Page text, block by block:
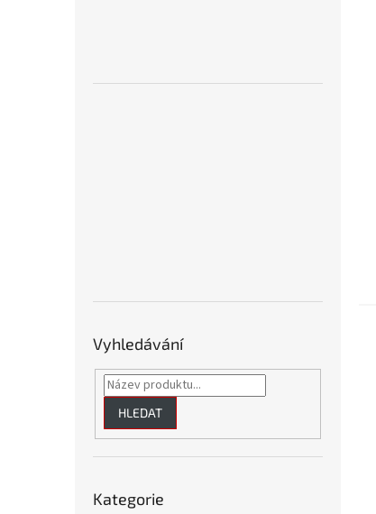
Vyhledávání
HLEDAT
kategorie
Kategorie